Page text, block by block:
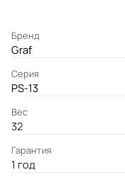
Бренд
Graf
Серия
PS-13
Вес
32
Гарантия
1 год